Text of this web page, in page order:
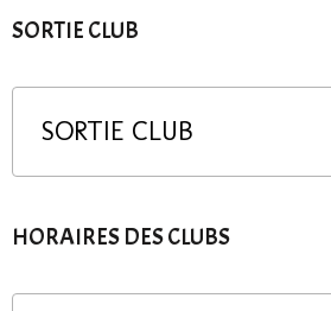
SORTIE CLUB
SORTIE CLUB
HORAIRES DES CLUBS